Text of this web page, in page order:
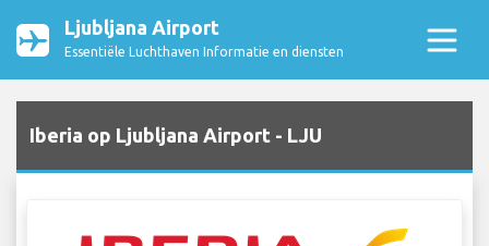
Ljubljana Airport
Essentiële Luchthaven Informatie en diensten
Iberia op Ljubljana Airport - LJU